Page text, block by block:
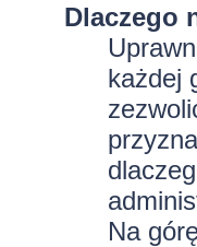
Dlaczego
każdej
Na